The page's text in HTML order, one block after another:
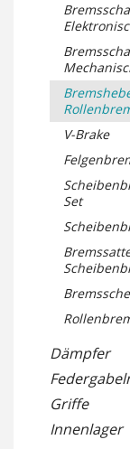
V-Brake
Set
Dämpfer
Griffe
Innenlager